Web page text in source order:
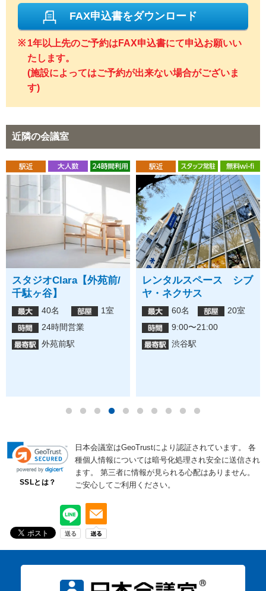
FAX申込書をダウンロード
1年以上先のご予約はFAX申込書にて申込お願いい
たします。
(施設によってはご予約が出来ない場合がございま
す)
近隣の会議室
スタジオClara【外苑前/
千駄ヶ谷】
40名
1室
24時間営業
外苑前駅
レンタルスペース シブ
ヤ・ネクサス
60名
20室
9:00〜21:00
渋谷駅
SSLとは？
日本会議室はGeoTrustにより認証されています。
各
種個人情報については暗号化処理され安全に送信され
ます。
第三者に情報が見られる心配はありません。
ご安心してご利用ください。